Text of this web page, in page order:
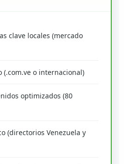
clave locales (mercado
(.com.ve o internacional)
optimizados (80
(directorios Venezuela y